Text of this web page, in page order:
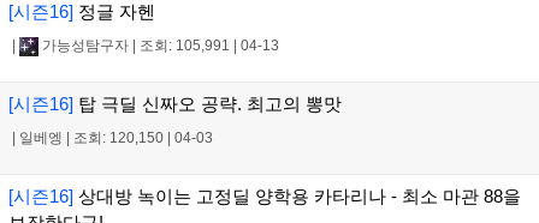
[시즌16] 정글 자헨
가능성탐구자 조회: 105,991 04-13
[시즌16] 탑 극딜 신짜오 공략. 최고의 뽕맛
일베엥 조회: 120,150 04-03
[시즌16] 상대방 녹이는 고정딜 양학용 카타리나 - 최소 마관 88을